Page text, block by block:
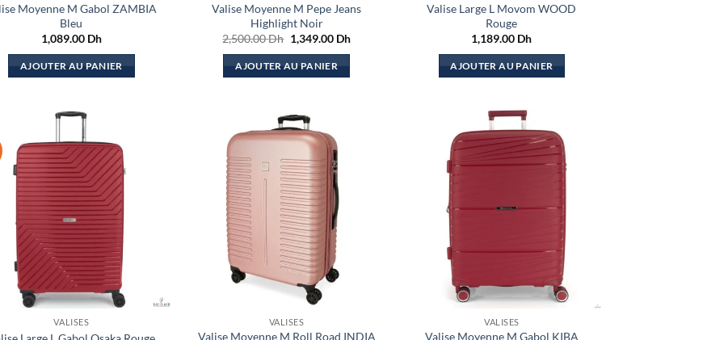
Moyenne M Gabol ZAMBIA
Bleu
1,089.00 Dh
AJOUTER AU PANIER
Valise Moyenne M Pepe Jeans
Highlight Noir
2,500.00Dh Le
prix
initial
était :
1,349.00 DhLe
AJOUTER AU PANIER
Valise Large L Movom WOOD
Rouge
1,189.00 Dh
AJOUTER AU PANIER
VALISES VALISES
Valise Moyenne M Roll Road INDIA
VALISES
Valise Moyenne M Gabol KIBA